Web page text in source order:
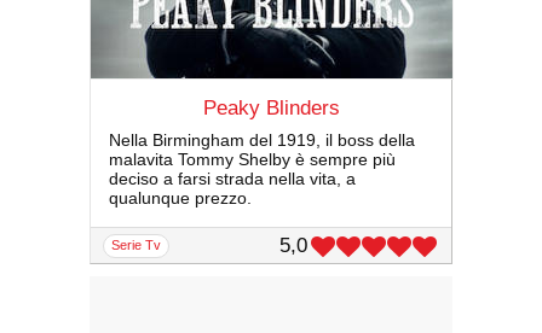
Peaky Blinders
Nella Birmingham del 1919, il boss della
malavita Tommy Shelby è sempre più
deciso a farsi strada nella vita, a
qualunque prezzo.
serie Tv 5,0